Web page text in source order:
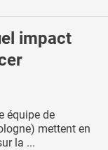
impact
équipe de
mettent en
la ...